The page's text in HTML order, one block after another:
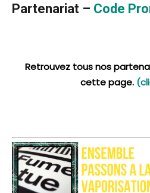
Partenariat – Code
Retrouvez tous nos
cette page.